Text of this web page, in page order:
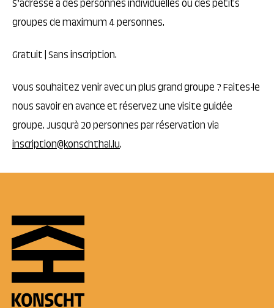
S’adresse à des personnes individuelles ou des petits
groupes de maximum 4 personnes.
Gratuit | Sans inscription.
Vous souhaitez venir avec un plus grand groupe ? Faites-le
nous savoir en avance et réservez une visite guidée
groupe. Jusqu'à 20 personnes par réservation via
inscription@konschthal.lu.